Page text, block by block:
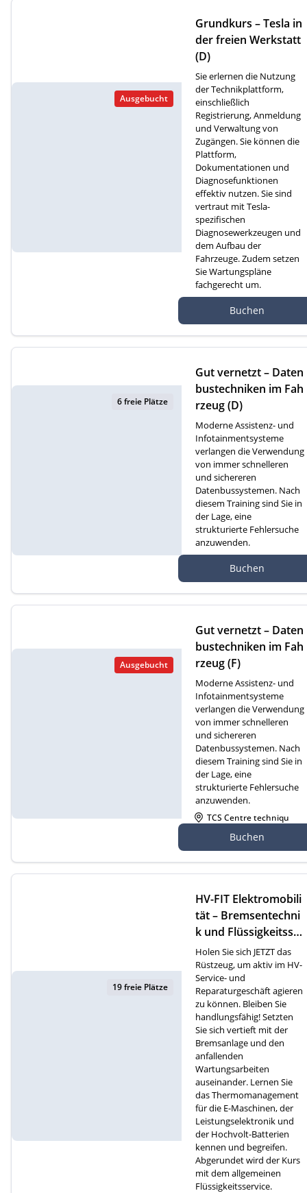
Ausgebucht
Grundkurs – Tesla in
der freien Werkstatt
(D)
Sie erlernen die Nutzung
der Technikplattform,
einschließlich
Registrierung, Anmeldung
und Verwaltung von
Zugängen. Sie können die
Plattform,
Dokumentationen und
Diagnosefunktionen
effektiv nutzen. Sie sind
vertraut mit Tesla-
spezifischen
Diagnosewerkzeugen und
dem Aufbau der
Fahrzeuge. Zudem setzen
Sie Wartungspläne
fachgerecht um.
atte 1D, 6260 Reiden
Buchen
6 freie Plätze
Gut vernetzt – Daten
bustechniken im Fah
rzeug (D)
Moderne Assistenz- und
Infotainmentsysteme
verlangen die Verwendung
von immer schnelleren
und sichereren
Datenbussystemen. Nach
diesem Training sind Sie in
der Lage, eine
strukturierte Fehlersuche
anzuwenden.
atte 1D, 6260 Reiden
Buchen
Ausgebucht
Gut vernetzt – Daten
bustechniken im Fah
rzeug (F)
Moderne Assistenz- und
Infotainmentsysteme
verlangen die Verwendung
von immer schnelleren
und sichereren
Datenbussystemen. Nach
diesem Training sind Sie in
der Lage, eine
strukturierte Fehlersuche
anzuwenden.
TCS Centre techniqu
Dizy 4, 1304 Cossonay
Buchen
19 freie Plätze
HV-FIT Elektromobili
tät – Bremsentechni
k und Flüssigkeitsser
vice (D)
Holen Sie sich JETZT das
Rüstzeug, um aktiv im HV-
Service- und
Reparaturgeschäft agieren
zu können. Bleiben Sie
handlungsfähig! Setzten
Sie sich vertieft mit der
Bremsanlage und den
anfallenden
Wartungsarbeiten
auseinander. Lernen Sie
das Thermomanagement
für die E-Maschinen, der
Leistungselektronik und
der Hochvolt-Batterien
kennen und begreifen.
Abgerundet wird der Kurs
mit dem allgemeinen
Flüssigkeitsservice.